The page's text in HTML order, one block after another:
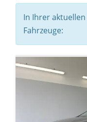
In Ihrer
Fahrzeuge: